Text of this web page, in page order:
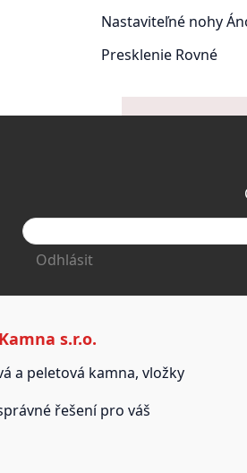
Nastaviteľné nohy
Presklenie Rovné
Odhlásit
s.r.o.
a peletová kamna, vložky
řešení pro váš